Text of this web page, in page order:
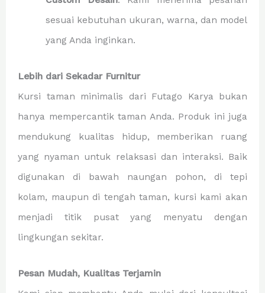
sesuai kebutuhan ukuran, warna, dan model
yang Anda inginkan.
Lebih dari Sekadar Furnitur
Kursi taman minimalis dari Futago Karya bukan
hanya mempercantik taman Anda. Produk ini juga
mendukung kualitas hidup, memberikan ruang
yang nyaman untuk relaksasi dan interaksi. Baik
digunakan di bawah naungan pohon, di tepi
kolam, maupun di tengah taman, kursi kami akan
menjadi titik pusat yang menyatu dengan
lingkungan sekitar.
Pesan Mudah, Kualitas Terjamin